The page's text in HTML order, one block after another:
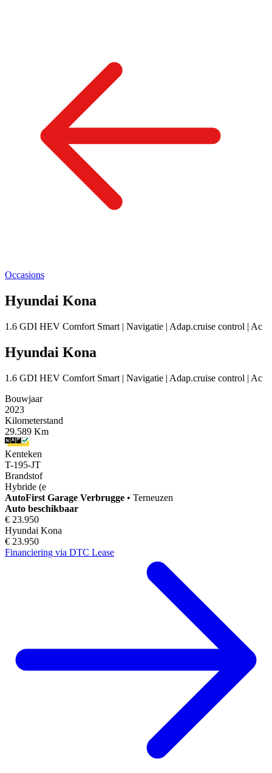
Occasions
Hyundai Kona
1.6 GDI HEV Comfort Smart | Navigatie | Adap.cruise control | Ac
Hyundai Kona
1.6 GDI HEV Comfort Smart | Navigatie | Adap.cruise control | Ac
Bouwjaar
2023
Kilometerstand
29.589 Km
Kenteken
T-195-JT
Brandstof
Hybride (e
AutoFirst Garage Verbrugge • Terneuzen
Auto beschikbaar
€ 23.950
Hyundai Kona
€ 23.950
Financiering via DTC Lease